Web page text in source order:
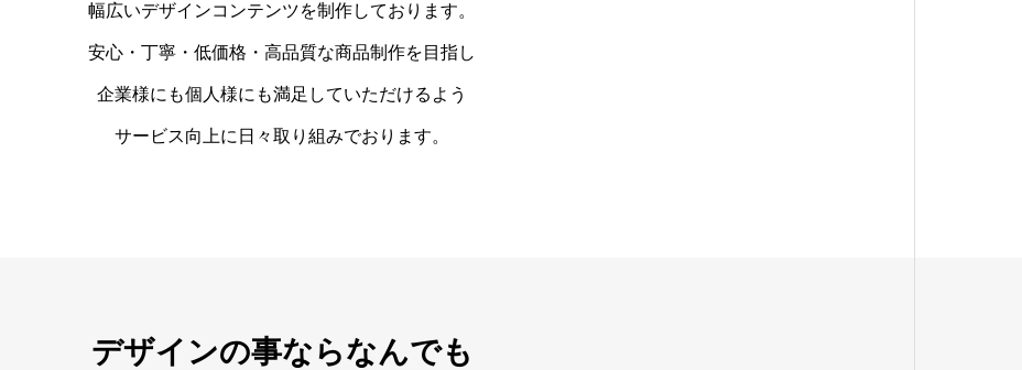
幅広いデザインコンテンツを制作しております。
安心・丁寧・低価格・高品質な商品制作を目指し
企業様にも個人様にも満足していただけるよう
サービス向上に日々取り組みでおります。
デザインの事ならなんでも